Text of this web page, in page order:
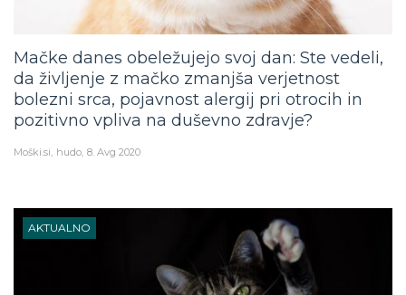
Mačke danes obeležujejo svoj dan: Ste vedeli,
da življenje z mačko zmanjša verjetnost
bolezni srca, pojavnost alergij pri otrocih in
pozitivno vpliva na duševno zdravje?
Moški.si hudo 8. Avg 2020
AKTUALNO